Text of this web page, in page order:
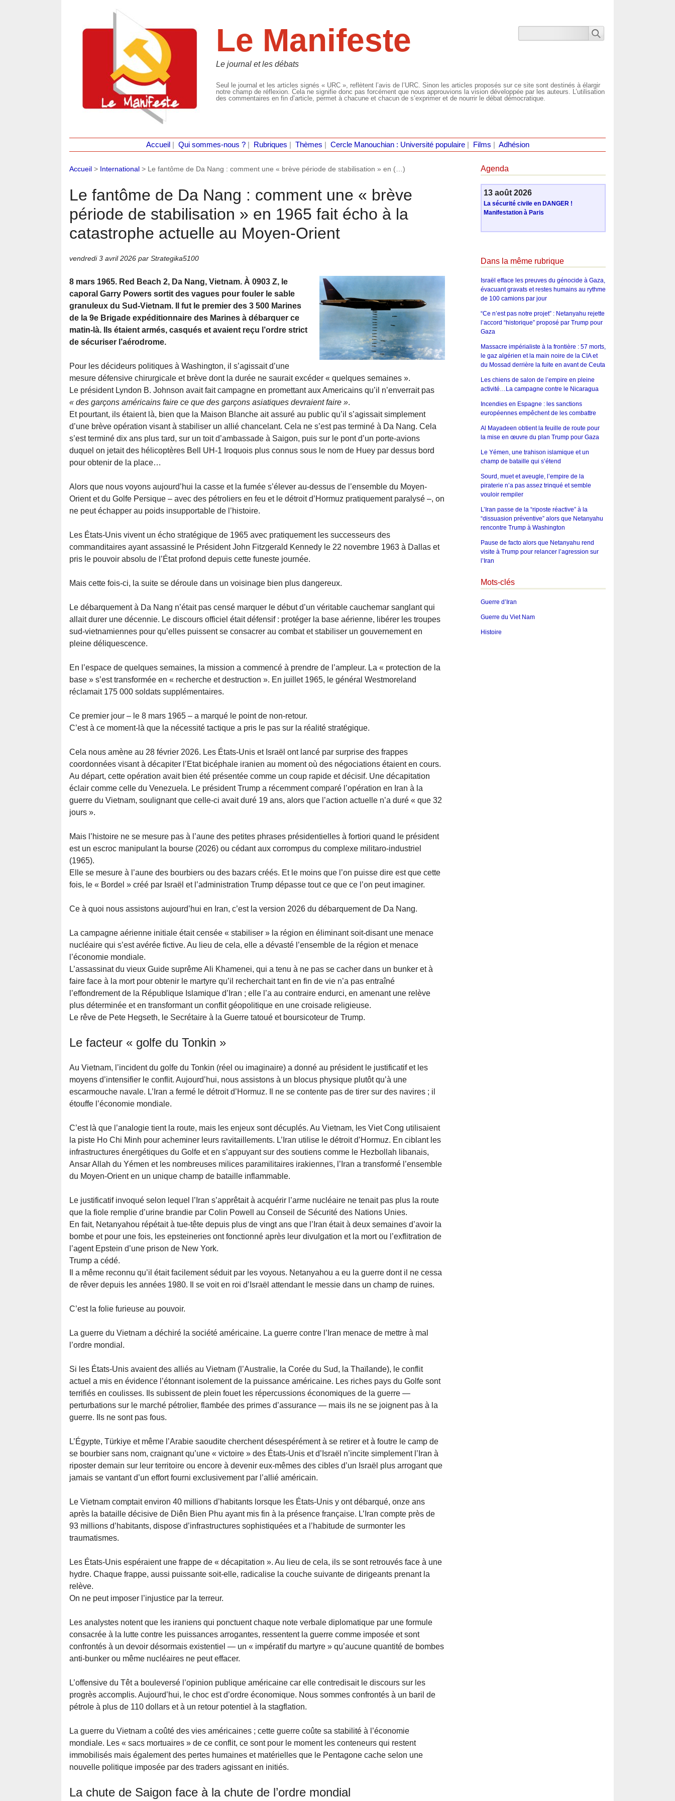
Le Manifeste
Le journal et les débats
Seul le journal et les articles signés « URC », reflètent l’avis de l’URC. Sinon les articles proposés sur ce site sont destinés à élargir
notre champ de réflexion. Cela ne signifie donc pas forcément que nous approuvions la vision développée par les auteurs. L’utilisation
des commentaires en fin d’article, permet à chacune et chacun de s’exprimer et de nourrir le débat démocratique.
Accueil Qui sommes-nous ?| Rubriques Thèmes Cercle Manouchian : Université populaire| Films Adhésion
Accueil > International > Le fantôme de Da Nang : comment une « brève période de stabilisation » en (…)
Le fantôme de Da Nang : comment une « brève
période de stabilisation » en 1965 fait écho à la
catastrophe actuelle au Moyen-Orient
vendredi 3 avril 2026 par Strategika5100
8 mars 1965. Red Beach 2, Da Nang, Vietnam. À 0903 Z, le
caporal Garry Powers sortit des vagues pour fouler le sable
granuleux du Sud-Vietnam. Il fut le premier des 3 500 Marines
de la 9e Brigade expéditionnaire des Marines à débarquer ce
matin-là. Ils étaient armés, casqués et avaient reçu l’ordre strict
de sécuriser l’aérodrome.
Pour les décideurs politiques à Washington, il s’agissait d’une
mesure défensive chirurgicale et brève dont la durée ne saurait excéder « quelques semaines ».
Le président Lyndon B. Johnson avait fait campagne en promettant aux Americains qu’il n’enverrait pas
« des garçons américains faire ce que des garçons asiatiques devraient faire ».
Et pourtant, ils étaient là, bien que la Maison Blanche ait assuré au public qu’il s’agissait simplement
d’une brève opération visant à stabiliser un allié chancelant. Cela ne s’est pas terminé à Da Nang. Cela
s’est terminé dix ans plus tard, sur un toit d’ambassade à Saigon, puis sur le pont d’un porte-avions
duquel on jetait des hélicoptères Bell UH-1 Iroquois plus connus sous le nom de Huey par dessus bord
pour obtenir de la place…
Alors que nous voyons aujourd’hui la casse et la fumée s’élever au-dessus de l’ensemble du Moyen-
Orient et du Golfe Persique – avec des pétroliers en feu et le détroit d’Hormuz pratiquement paralysé –, on
ne peut échapper au poids insupportable de l’histoire.
Les États-Unis vivent un écho stratégique de 1965 avec pratiquement les successeurs des
commanditaires ayant assassiné le Président John Fitzgerald Kennedy le 22 novembre 1963 à Dallas et
pris le pouvoir absolu de l’État profond depuis cette funeste journée.
Mais cette fois-ci, la suite se déroule dans un voisinage bien plus dangereux.
Le débarquement à Da Nang n’était pas censé marquer le début d’un véritable cauchemar sanglant qui
allait durer une décennie. Le discours officiel était défensif : protéger la base aérienne, libérer les troupes
sud-vietnamiennes pour qu’elles puissent se consacrer au combat et stabiliser un gouvernement en
pleine déliquescence.
En l’espace de quelques semaines, la mission a commencé à prendre de l’ampleur. La « protection de la
base » s’est transformée en « recherche et destruction ». En juillet 1965, le général Westmoreland
réclamait 175 000 soldats supplémentaires.
Ce premier jour – le 8 mars 1965 – a marqué le point de non-retour.
C’est à ce moment-là que la nécessité tactique a pris le pas sur la réalité stratégique.
Cela nous amène au 28 février 2026. Les États-Unis et Israël ont lancé par surprise des frappes
coordonnées visant à décapiter l’Etat bicéphale iranien au moment où des négociations étaient en cours.
Au départ, cette opération avait bien été présentée comme un coup rapide et décisif. Une décapitation
éclair comme celle du Venezuela. Le président Trump a récemment comparé l’opération en Iran à la
guerre du Vietnam, soulignant que celle-ci avait duré 19 ans, alors que l’action actuelle n’a duré « que 32
jours ».
Mais l’histoire ne se mesure pas à l’aune des petites phrases présidentielles à fortiori quand le président
est un escroc manipulant la bourse (2026) ou cédant aux corrompus du complexe militaro-industriel
(1965).
Elle se mesure à l’aune des bourbiers ou des bazars créés. Et le moins que l’on puisse dire est que cette
fois, le « Bordel » créé par Israël et l’administration Trump dépasse tout ce que ce l’on peut imaginer.
Ce à quoi nous assistons aujourd’hui en Iran, c’est la version 2026 du débarquement de Da Nang.
La campagne aérienne initiale était censée « stabiliser » la région en éliminant soit-disant une menace
nucléaire qui s’est avérée fictive. Au lieu de cela, elle a dévasté l’ensemble de la région et menace
l’économie mondiale.
L’assassinat du vieux Guide suprême Ali Khamenei, qui a tenu à ne pas se cacher dans un bunker et à
faire face à la mort pour obtenir le martyre qu’il recherchait tant en fin de vie n’a pas entraîné
l’effondrement de la République Islamique d’Iran ; elle l’a au contraire endurci, en amenant une relève
plus déterminée et en transformant un conflit géopolitique en une croisade religieuse.
Le rêve de Pete Hegseth, le Secrétaire à la Guerre tatoué et boursicoteur de Trump.
Le facteur « golfe du Tonkin »
Au Vietnam, l’incident du golfe du Tonkin (réel ou imaginaire) a donné au président le justificatif et les
moyens d’intensifier le conflit. Aujourd’hui, nous assistons à un blocus physique plutôt qu’à une
escarmouche navale. L’Iran a fermé le détroit d’Hormuz. Il ne se contente pas de tirer sur des navires ; il
étouffe l’économie mondiale.
C’est là que l’analogie tient la route, mais les enjeux sont décuplés. Au Vietnam, les Viet Cong utilisaient
la piste Ho Chi Minh pour acheminer leurs ravitaillements. L’Iran utilise le détroit d’Hormuz. En ciblant les
infrastructures énergétiques du Golfe et en s’appuyant sur des soutiens comme le Hezbollah libanais,
Ansar Allah du Yémen et les nombreuses milices paramilitaires irakiennes, l’Iran a transformé l’ensemble
du Moyen-Orient en un unique champ de bataille inflammable.
Le justificatif invoqué selon lequel l’Iran s’apprêtait à acquérir l’arme nucléaire ne tenait pas plus la route
que la fiole remplie d’urine brandie par Colin Powell au Conseil de Sécurité des Nations Unies.
En fait, Netanyahou répétait à tue-tête depuis plus de vingt ans que l’Iran était à deux semaines d’avoir la
bombe et pour une fois, les epsteineries ont fonctionné après leur divulgation et la mort ou l’exflitration de
l’agent Epstein d’une prison de New York.
Trump a cédé.
Il a même reconnu qu’il était facilement séduit par les voyous. Netanyahou a eu la guerre dont il ne cessa
de rêver depuis les années 1980. Il se voit en roi d’Israël attendant le messie dans un champ de ruines.
C’est la folie furieuse au pouvoir.
La guerre du Vietnam a déchiré la société américaine. La guerre contre l’Iran menace de mettre à mal
l’ordre mondial.
Si les États-Unis avaient des alliés au Vietnam (l’Australie, la Corée du Sud, la Thaïlande), le conflit
actuel a mis en évidence l’étonnant isolement de la puissance américaine. Les riches pays du Golfe sont
terrifiés en coulisses. Ils subissent de plein fouet les répercussions économiques de la guerre —
perturbations sur le marché pétrolier, flambée des primes d’assurance — mais ils ne se joignent pas à la
guerre. Ils ne sont pas fous.
L’Égypte, Türkiye et même l’Arabie saoudite cherchent désespérément à se retirer et à foutre le camp de
se bourbier sans nom, craignant qu’une « victoire » des États-Unis et d’Israël n’incite simplement l’Iran à
riposter demain sur leur territoire ou encore à devenir eux-mêmes des cibles d’un Israël plus arrogant que
jamais se vantant d’un effort fourni exclusivement par l’allié américain.
Le Vietnam comptait environ 40 millions d’habitants lorsque les États-Unis y ont débarqué, onze ans
après la bataille décisive de Diên Bien Phu ayant mis fin à la présence française. L’Iran compte près de
93 millions d’habitants, dispose d’infrastructures sophistiquées et a l’habitude de surmonter les
traumatismes.
Les États-Unis espéraient une frappe de « décapitation ». Au lieu de cela, ils se sont retrouvés face à une
hydre. Chaque frappe, aussi puissante soit-elle, radicalise la couche suivante de dirigeants prenant la
relève.
On ne peut imposer l’injustice par la terreur.
Les analystes notent que les iraniens qui ponctuent chaque note verbale diplomatique par une formule
consacrée à la lutte contre les puissances arrogantes, ressentent la guerre comme imposée et sont
confrontés à un devoir désormais existentiel — un « impératif du martyre » qu’aucune quantité de bombes
anti-bunker ou même nucléaires ne peut effacer.
L’offensive du Têt a bouleversé l’opinion publique américaine car elle contredisait le discours sur les
progrès accomplis. Aujourd’hui, le choc est d’ordre économique. Nous sommes confrontés à un baril de
pétrole à plus de 110 dollars et à un retour potentiel à la stagflation.
La guerre du Vietnam a coûté des vies américaines ; cette guerre coûte sa stabilité à l’économie
mondiale. Les « sacs mortuaires » de ce conflit, ce sont pour le moment les conteneurs qui restent
immobilisés mais également des pertes humaines et matérielles que le Pentagone cache selon une
nouvelle politique imposée par des traders agissant en initiés.
La chute de Saigon face à la chute de l’ordre mondial
Agenda
13 août 2026
La sécurité civile en DANGER !
Manifestation à Paris
Dans la même rubrique
Israël efface les preuves du génocide à Gaza,
évacuant gravats et restes humains au rythme
de 100 camions par jour
“Ce n’est pas notre projet” : Netanyahu rejette
l’accord “historique” proposé par Trump pour
Gaza
Massacre impérialiste à la frontière : 57 morts,
le gaz algérien et la main noire de la CIA et
du Mossad derrière la fuite en avant de Ceuta
Les chiens de salon de l’empire en pleine
activité…La campagne contre le Nicaragua
Incendies en Espagne : les sanctions
européennes empêchent de les combattre
Al Mayadeen obtient la feuille de route pour
la mise en œuvre du plan Trump pour Gaza
Le Yémen, une trahison islamique et un
champ de bataille qui s’étend
Sourd, muet et aveugle, l’empire de la
piraterie n’a pas assez trinqué et semble
vouloir rempiler
L’Iran passe de la “riposte réactive” à la
“dissuasion préventive” alors que Netanyahu
rencontre Trump à Washington
Pause de facto alors que Netanyahu rend
visite à Trump pour relancer l’agression sur
l’Iran
Mots-clés
Guerre d’Iran
Guerre du Viet Nam
Histoire